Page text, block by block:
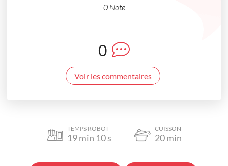
0 Note
0
Voir les commentaires
TEMPS ROBOT
19min 10s
CUISSON
20min